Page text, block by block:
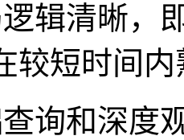
辑清晰，
较短时间
询和深度